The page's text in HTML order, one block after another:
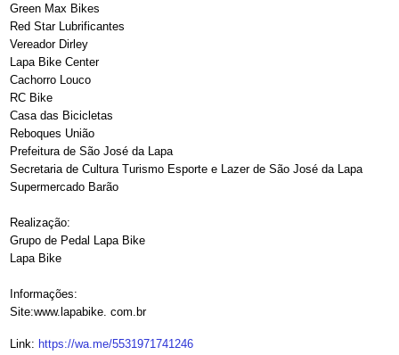
Green Max Bikes
Red Star Lubrificantes
Vereador Dirley
Lapa Bike Center
Cachorro Louco
RC Bike
Casa das Bicicletas
Reboques União
Prefeitura de São José da Lapa
Secretaria de Cultura Turismo Esporte e Lazer de São José da Lapa
Supermercado Barão
Realização:
Grupo de Pedal Lapa Bike
Lapa Bike
Informações:
Site:www.lapabike. com.br
Link: https://wa.me/5531971741246